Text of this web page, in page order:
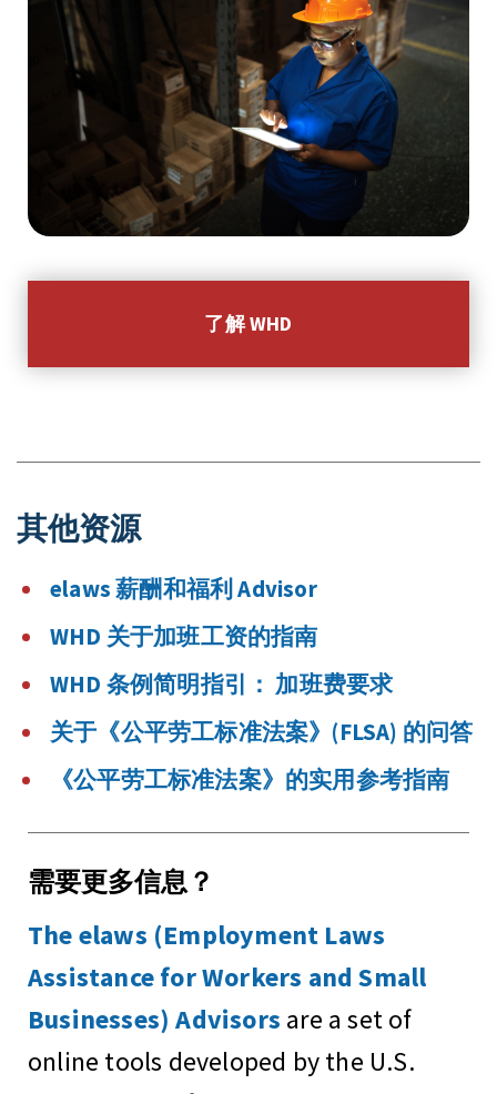
了解 WHD
其他资源
elaws 薪酬和福利 Advisor
WHD 关于加班工资的指南
WHD 条例简明指引： 加班费要求
关于《公平劳工标准法案》(FLSA) 的问答
《公平劳工标准法案》的实用参考指南
需要更多信息？
The elaws (Employment Laws
Assistance for Workers and Small
Businesses) Advisors are a set of
online tools developed by the U.S.